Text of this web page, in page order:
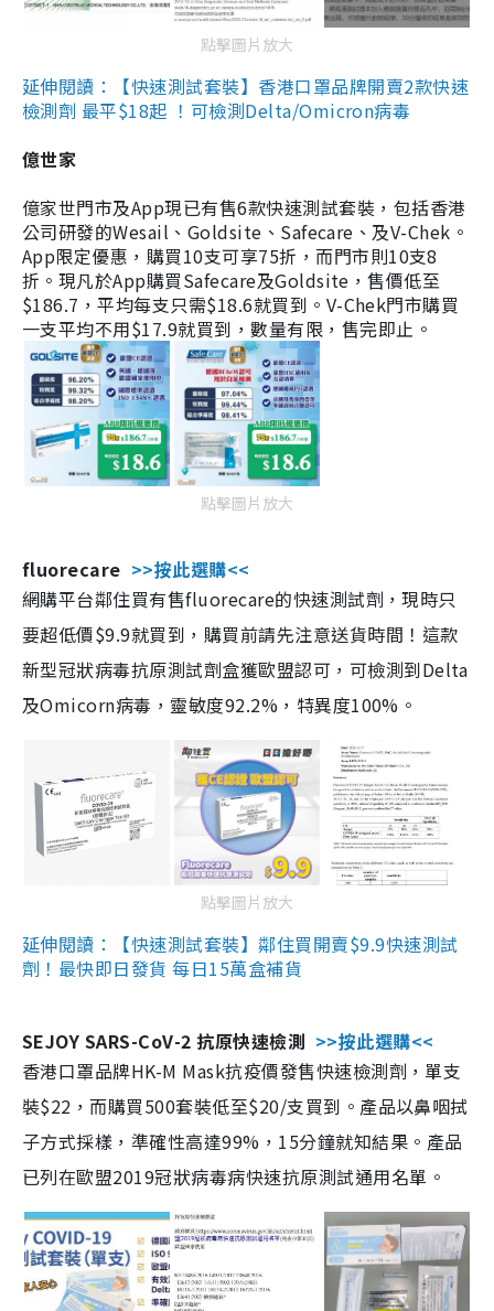
點擊圖片放大
延伸閱讀：【快速測試套裝】香港口罩品牌開賣2款快速
檢測劑 最平$18起 ！可檢測Delta/Omicron病毒
億世家
億家世門市及App現已有售6款快速測試套裝，包括香港
公司研發的Wesail、Goldsite、Safecare、及V-Chek。
App限定優惠，購買10支可享75折，而門市則10支8
折。現凡於App購買Safecare及Goldsite，售價低至
$186.7，平均每支只需$18.6就買到。V-Chek門市購買
一支平均不用$17.9就買到，數量有限，售完即止。
點擊圖片放大
fluorecare >>按此選購<<
網購平台鄰住買有售fluorecare的快速測試劑，現時只
要超低價$9.9就買到，購買前請先注意送貨時間！這款
新型冠狀病毒抗原測試劑盒獲歐盟認可，可檢測到Delta
及Omicorn病毒，靈敏度92.2%，特異度100%。
點擊圖片放大
延伸閱讀：【快速測試套裝】鄰住買開賣$9.9快速測試
劑！最快即日發貨 每日15萬盒補貨
SEJOY SARS-CoV-2 抗原快速檢測 >>按此選購<<
香港口罩品牌HK-M Mask抗疫價發售快速檢測劑，單支
裝$22，而購買500套裝低至$20/支買到。產品以鼻咽拭
子方式採樣，準確性高達99%，15分鐘就知結果。產品
已列在歐盟2019冠狀病毒病快速抗原測試通用名單。